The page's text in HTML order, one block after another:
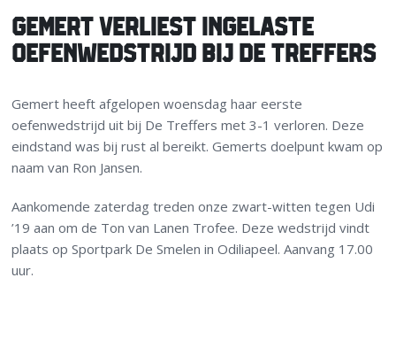
GEMERT VERLIEST INGELASTE
OEFENWEDSTRIJD BIJ DE TREFFERS
Gemert heeft afgelopen woensdag haar eerste
oefenwedstrijd uit bij De Treffers met 3-1 verloren. Deze
eindstand was bij rust al bereikt. Gemerts doelpunt kwam op
naam van Ron Jansen.
Aankomende zaterdag treden onze zwart-witten tegen Udi
’19 aan om de Ton van Lanen Trofee. Deze wedstrijd vindt
plaats op Sportpark De Smelen in Odiliapeel. Aanvang 17.00
uur.